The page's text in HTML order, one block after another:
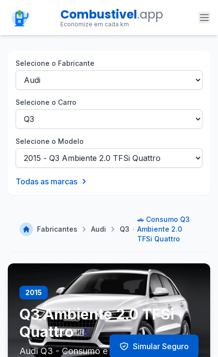
Combustivel.app
Economize em cada km
Selecione o Fabricante
Selecione o Carro
Selecione o Modelo
Todas as marcas
Fabricantes Audi Q3
🚗 Consumo Q3
Ambiente 2.0
TFSi Quattro
2015
Q3 Ambiente 2.0 TFSi
Quattro
Audi Q3 - Consumo e Especificações
Simular Seguro